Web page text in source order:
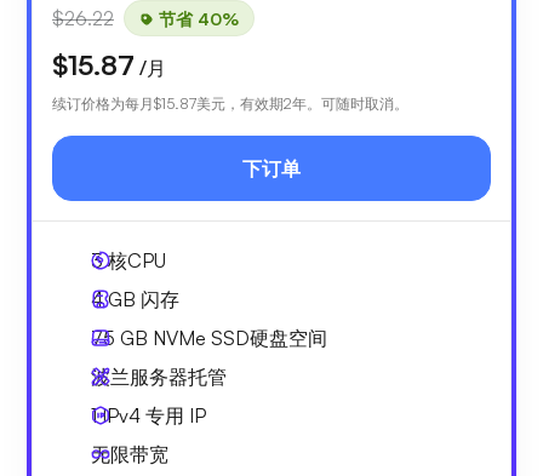
$26.22 节省 40%
$15.87 /月
续订价格为每月$15.87美元，有效期2年。可随时取消。
下订单
3核CPU
4 GB 闪存
75 GB NVMe SSD硬盘空间
波兰服务器托管
1 IPv4 专用 IP
无限带宽